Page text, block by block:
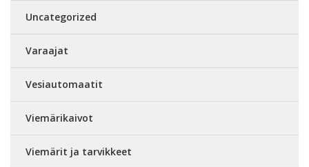
Uncategorized
Varaajat
Vesiautomaatit
Viemärikaivot
Viemärit ja tarvikkeet